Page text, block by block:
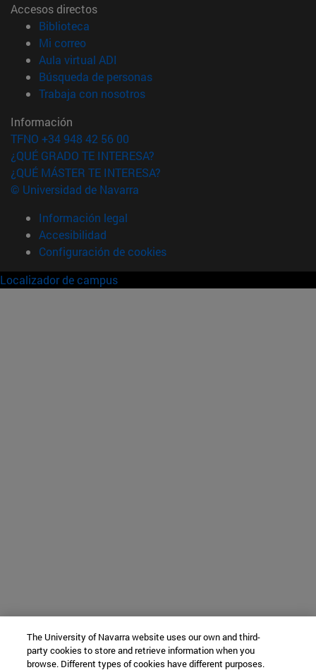
Accesos directos
Biblioteca
Mi correo(abre en nueva ventana)
Aula virtual ADI
Búsqueda de personas(abre en nueva ventana)
Trabaja con nosotros(abre en nueva ventana)
Información
TFNO +34 948 42 56 00
¿QUÉ GRADO TE INTERESA?
¿QUÉ MÁSTER TE INTERESA?
© Universidad de Navarra
Información legal
Accesibilidad
Configuración de cookies
Localizador de campus
The University of Navarra website uses our own and third-
party cookies to store and retrieve information when you
browse. Different types of cookies have different purposes.